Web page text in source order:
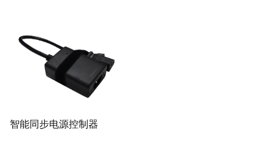
智能同步电源控制器